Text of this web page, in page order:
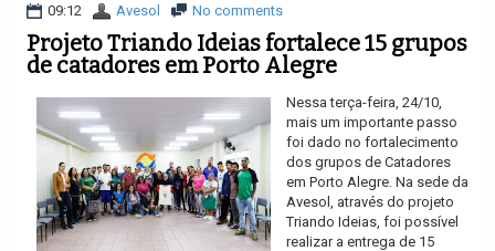
09:12 Avesol No comments
Projeto Triando Ideias fortalece 15 grupos
de catadores em Porto Alegre
Nessa terça-feira, 24/10,
mais um importante passo
foi dado no fortalecimento
dos grupos de Catadores
em Porto Alegre. Na sede da
Avesol, através do projeto
Triando Ideias, foi possível
realizar a entrega de 15